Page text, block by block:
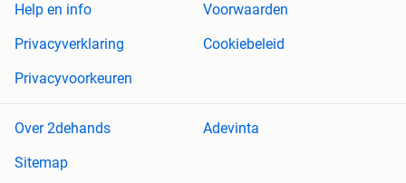
Help en info
Voorwaarden
Privacyverklaring
Cookiebeleid
Privacyvoorkeuren
Over 2dehands
Adevinta
Sitemap